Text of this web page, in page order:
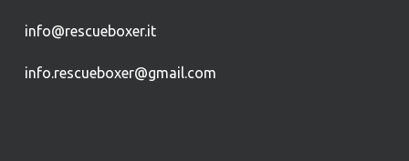
info@rescueboxer.it
info.rescueboxer@gmail.com